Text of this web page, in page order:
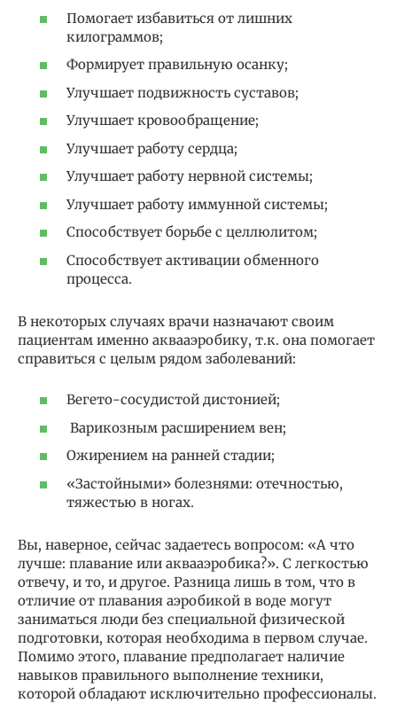
Помогает избавиться от лишних
килограммов;
Формирует правильную осанку;
Улучшает подвижность суставов;
Улучшает кровообращение;
Улучшает работу сердца;
Улучшает работу нервной системы;
Улучшает работу иммунной системы;
Способствует борьбе с целлюлитом;
Способствует активации обменного
процесса.
В некоторых случаях врачи назначают своим
пациентам именно аквааэробику, т.к. она помогает
справиться с целым рядом заболеваний:
Вегето-сосудистой дистонией;
Варикозным расширением вен;
Ожирением на ранней стадии;
«Застойными» болезнями: отечностью,
тяжестью в ногах.
Вы, наверное, сейчас задаетесь вопросом: «А что
лучше: плавание или аквааэробика?». С легкостью
отвечу, и то, и другое. Разница лишь в том, что в
отличие от плавания аэробикой в воде могут
заниматься люди без специальной физической
подготовки, которая необходима в первом случае.
Помимо этого, плавание предполагает наличие
навыков правильного выполнение техники,
которой обладают исключительно профессионалы.